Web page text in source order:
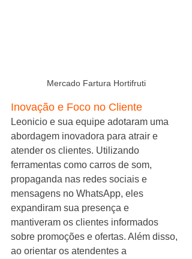
Mercado Fartura Hortifruti
Inovação e Foco no Cliente
Leonicio e sua equipe adotaram uma
abordagem inovadora para atrair e
atender os clientes. Utilizando
ferramentas como carros de som,
propaganda nas redes sociais e
mensagens no WhatsApp, eles
expandiram sua presença e
mantiveram os clientes informados
sobre promoções e ofertas. Além disso,
ao orientar os atendentes a